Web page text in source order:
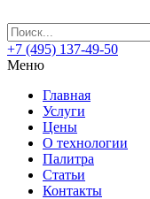
+7 (495) 137-49-50
Меню
Главная
Услуги
Цены
О технологии
Палитра
Статьи
Контакты